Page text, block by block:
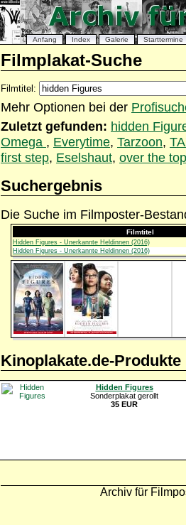
Anfang Index Galerie Starttermine
Filmplakat-Suche
Filmtitel:
Mehr Optionen bei der
Zuletzt gefunden: hidden
Omega , Everytime, Tarzoon,
first step, Eselshaut, over the top
Suchergebnis
Die Suche im Filmposter-
Filmtitel
Hidden Figures - Unerkannte Heldinnen (2016)
Hidden Figures - Unerkannte Heldinnen (2016)
Kinoplakate.de-Produkte
Hidden Figures
Sonderplakat gerollt
35 EUR
Archiv für